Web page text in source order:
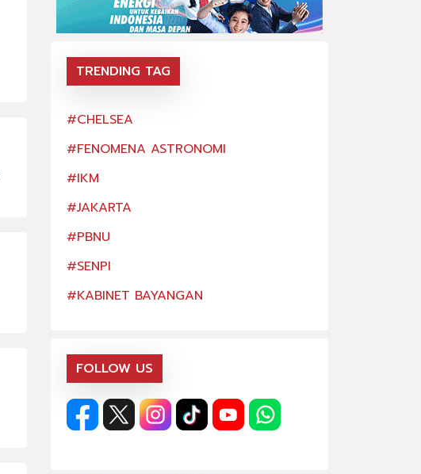
TRENDING TAG
#CHELSEA
#FENOMENA ASTRONOMI
#IKM
#JAKARTA
#PBNU
#SENPI
#KABINET BAYANGAN
FOLLOW US